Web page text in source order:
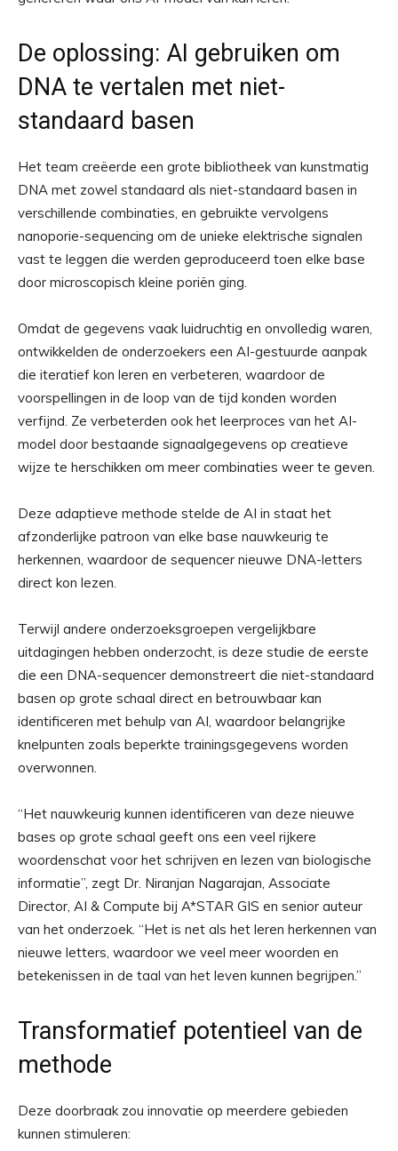
De oplossing: AI gebruiken om
DNA te vertalen met niet-
standaard basen
Het team creëerde een grote bibliotheek van kunstmatig
DNA met zowel standaard als niet-standaard basen in
verschillende combinaties, en gebruikte vervolgens
nanoporie-sequencing om de unieke elektrische signalen
vast te leggen die werden geproduceerd toen elke base
door microscopisch kleine poriën ging.
Omdat de gegevens vaak luidruchtig en onvolledig waren,
ontwikkelden de onderzoekers een AI-gestuurde aanpak
die iteratief kon leren en verbeteren, waardoor de
voorspellingen in de loop van de tijd konden worden
verfijnd. Ze verbeterden ook het leerproces van het AI-
model door bestaande signaalgegevens op creatieve
wijze te herschikken om meer combinaties weer te geven.
Deze adaptieve methode stelde de AI in staat het
afzonderlijke patroon van elke base nauwkeurig te
herkennen, waardoor de sequencer nieuwe DNA-letters
direct kon lezen.
Terwijl andere onderzoeksgroepen vergelijkbare
uitdagingen hebben onderzocht, is deze studie de eerste
die een DNA-sequencer demonstreert die niet-standaard
basen op grote schaal direct en betrouwbaar kan
identificeren met behulp van AI, waardoor belangrijke
knelpunten zoals beperkte trainingsgegevens worden
overwonnen.
“Het nauwkeurig kunnen identificeren van deze nieuwe
bases op grote schaal geeft ons een veel rijkere
woordenschat voor het schrijven en lezen van biologische
informatie”, zegt Dr. Niranjan Nagarajan, Associate
Director, AI & Compute bij A*STAR GIS en senior auteur
van het onderzoek. “Het is net als het leren herkennen van
nieuwe letters, waardoor we veel meer woorden en
betekenissen in de taal van het leven kunnen begrijpen.”
Transformatief potentieel van de
methode
Deze doorbraak zou innovatie op meerdere gebieden
kunnen stimuleren: